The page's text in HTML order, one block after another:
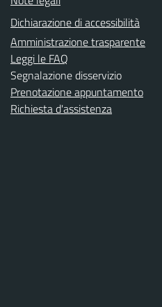
Dichiarazione di accessibilità
Amministrazione trasparente
Leggi le FAQ
Segnalazione disservizio
Prenotazione appuntamento
Richiesta d'assistenza